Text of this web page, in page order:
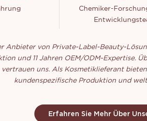
Chemiker-
Anbieter von Private-Label-Beauty-
und 11 Jahren OEM/ODM-Expertise.
uns. Als Kosmetiklieferant
kundenspezifische Produktion und
Erfahren Sie Mehr Über